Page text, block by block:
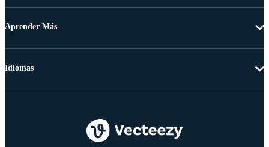
Aprender Más
Idiomas